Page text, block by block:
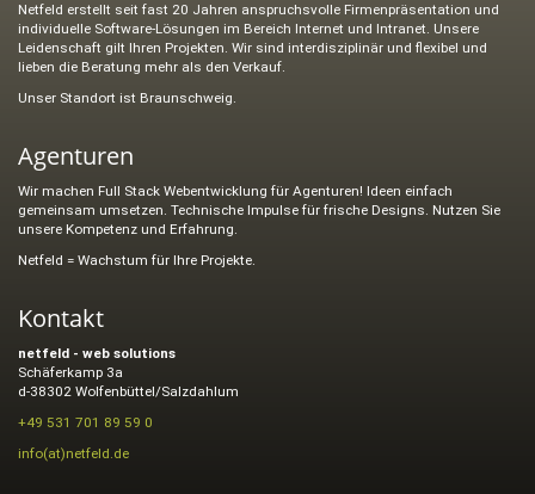
Netfeld erstellt seit fast 20 Jahren anspruchsvolle Firmenpräsentation und
individuelle Software-Lösungen im Bereich Internet und Intranet. Unsere
Leidenschaft gilt Ihren Projekten. Wir sind interdisziplinär und flexibel und
lieben die Beratung mehr als den Verkauf.
Unser Standort ist Braunschweig.
Agenturen
Wir machen Full Stack Webentwicklung für Agenturen! Ideen einfach
gemeinsam umsetzen. Technische Impulse für frische Designs. Nutzen Sie
unsere Kompetenz und Erfahrung.
Netfeld = Wachstum für Ihre Projekte.
Kontakt
netfeld - web solutions
Schäferkamp 3a
d-38302 Wolfenbüttel/Salzdahlum
+49 531 701 89 59 0
info(at)netfeld.de